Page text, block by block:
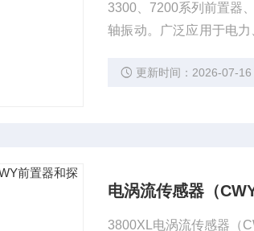
3300、7200系列前置器
轴振动。广泛应用于电
更新时间：2026-07-16
电涡流传感器（
3800XL电涡流传感器（